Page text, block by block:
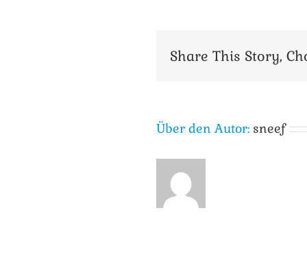
Share This Story,
Über den Autor: sneef